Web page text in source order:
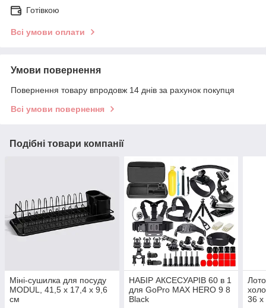
Готівкою
Всі умови оплати
Умови повернення
Повернення товару впродовж 14 днів за рахунок покупця
Всі умови повернення
Подібні товари компанії
Міні-сушилка для посуду
MODUL, 41,5 x 17,4 x 9,6
см
НАБІР АКСЕСУАРІВ 60 в 1
для GoPro MAX HERO 9 8
Black
36 x